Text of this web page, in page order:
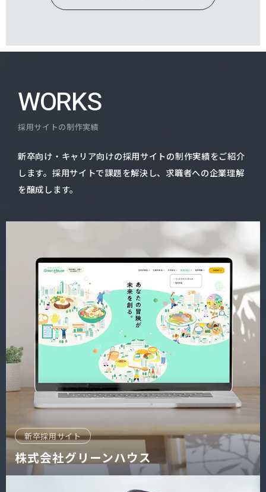
WORKS
採用サイトの制作実績
新卒向け・キャリア向けの採用サイトの制作実績をご紹介
します。 採用サイトで課題を解決し、求職者への企業理解
を醸成します。
新卒採用サイト
株式会社グリーンハウス